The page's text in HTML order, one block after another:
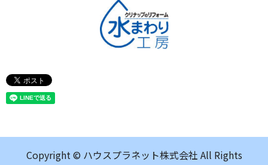
Copyright © ハウスプラネット株式会社 All Rights